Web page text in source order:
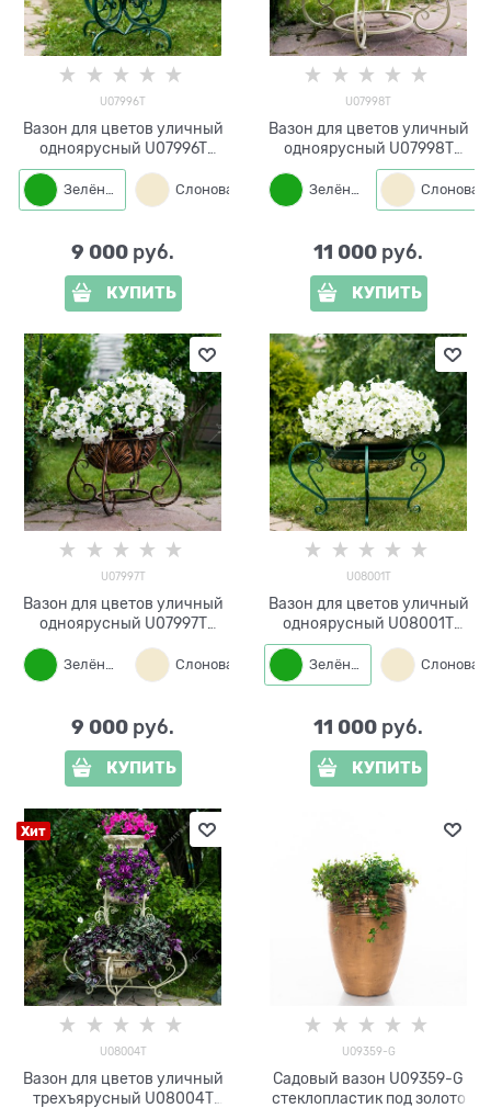
U07996T
Вазон для цветов уличный
одноярусный U07996T
металл и стеклопластик
Зелёный Слоновая кость
9 000 руб.
КУПИТЬ
U07998T
Вазон для цветов уличный
одноярусный U07998T
металл и стеклопластик
Зелёный
11 000 руб.
КУПИТЬ
U07997T
Вазон для цветов уличный
одноярусный U07997T
Зелёный Слоновая кость
9 000 руб.
КУПИТЬ
U08001T
Вазон для цветов уличный
одноярусный U08001T
металл и стеклопластик
Зелёный
11 000 руб.
КУПИТЬ
Хит
U08004T
Вазон для цветов уличный
трехъярусный U08004T
U09359-G
Садовый вазон U09359-G
стеклопластик под золото